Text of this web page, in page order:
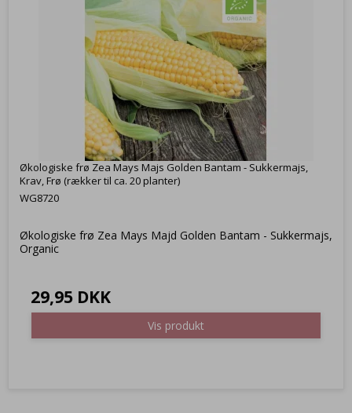
Økologiske frø Zea Mays Majs Golden Bantam - Sukkermajs,
Krav, Frø (rækker til ca. 20 planter)
WG8720
Økologiske frø Zea Mays Majd Golden Bantam - Sukkermajs,
Organic
29,95 DKK
Vis produkt